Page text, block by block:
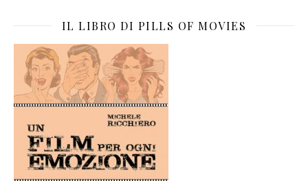
IL LIBRO DI PILLS OF MOVIES